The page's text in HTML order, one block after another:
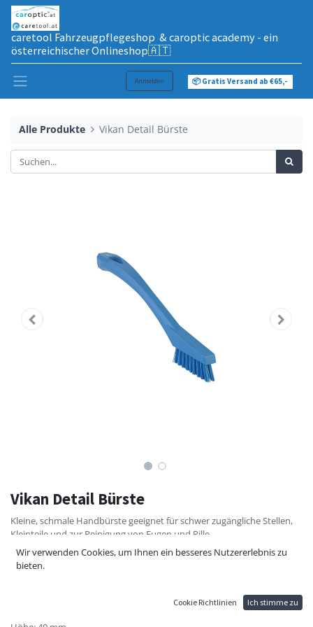
caretool Fahrzeugpflegeshop & caroptic academy - ein
österreichischer Onlineshop🇦🇹
Anmelden 📦 Gratis Versand ab €65,-
Alle Produkte Vikan Detail Bürste
Vikan Detail Bürste
Kleine, schmale Handbürste geeignet für schwer zugängliche Stellen,
Kleinteile und zur Reinigung von Fugen und Rille.
Bosten: Extra hart
Wir verwenden Cookies, um Ihnen ein besseres Nutzererlebnis zu
bieten.
Cookie Richtlinien Ich stimme zu